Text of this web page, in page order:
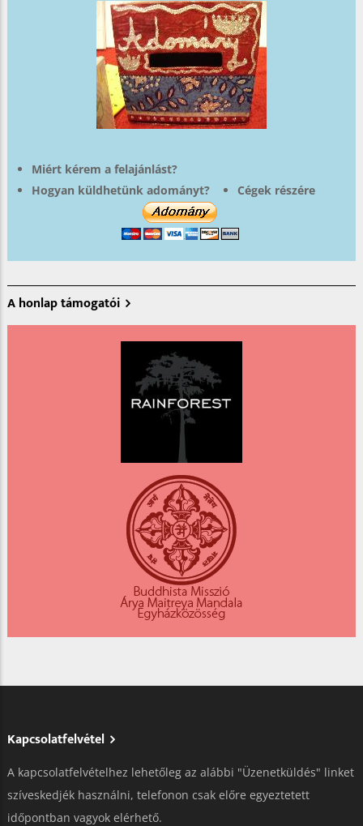
Miért kérem a felajánlást?
Hogyan küldhetünk adományt?
Cégek részére
A honlap támogatói
Kapcsolatfelvétel
A kapcsolatfelvételhez lehetőleg az alábbi "Üzenetküldés" linket
szíveskedjék használni, telefonon csak előre egyeztetett
időpontban vagyok elérhető.